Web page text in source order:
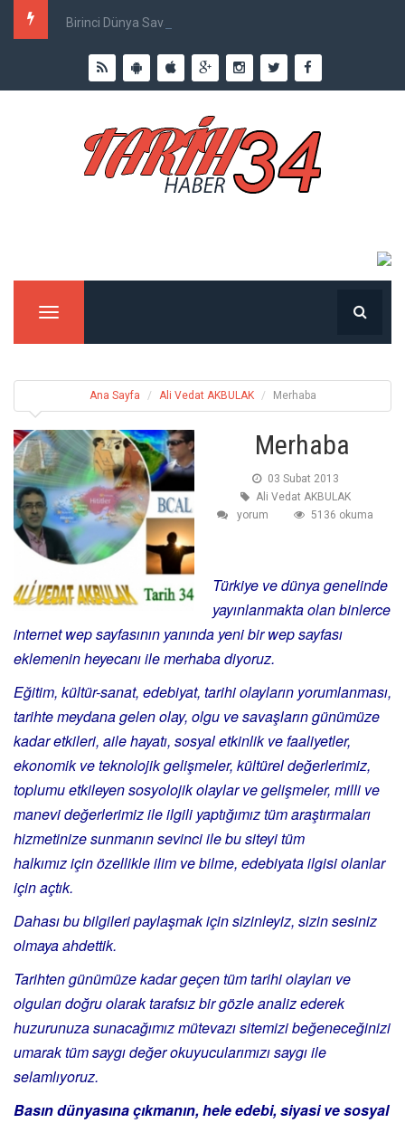
Birinci Dünya Savaşı`nda Ne Kadar İnsan Öldü?
Menu
Ana Sayfa Ali Vedat AKBULAK Merhaba
Merhaba
03 Subat 2013
Ali Vedat AKBULAK
yorum
5136 okuma
Türkiye ve dünya genelinde
yayınlanmakta olan binlerce
internet wep sayfasının yanında yeni bir wep sayfası
eklemenin heyecanı ile merhaba diyoruz.
Eğitim, kültür-sanat, edebiyat, tarihi olayların yorumlanması,
tarihte meydana gelen olay, olgu ve savaşların günümüze
kadar etkileri, aile hayatı, sosyal etkinlik ve faaliyetler,
ekonomik ve teknolojik gelişmeler, kültürel değerlerimiz,
toplumu etkileyen sosyolojik olaylar ve gelişmeler, milli ve
manevi değerlerimiz ile ilgili yaptığımız tüm araştırmaları
hizmetinize sunmanın sevinci ile bu siteyi tüm
halkımız için özellikle ilim ve bilme, edebiyata ilgisi olanlar
için açtık.
Dahası bu bilgileri paylaşmak için sizinleyiz, sizin sesiniz
olmaya ahdettik.
Tarihten günümüze kadar geçen tüm tarihi olayları ve
olguları doğru olarak tarafsız bir gözle analiz ederek
huzurunuza sunacağımız mütevazı sitemizi beğeneceğinizi
umarak tüm saygı değer okuyucularımızı saygı ile
selamlıyoruz.
Basın dünyasına çıkmanın, hele edebi, siyasi ve sosyal